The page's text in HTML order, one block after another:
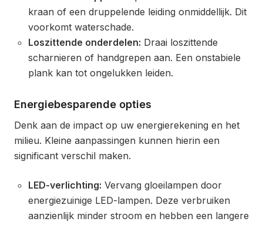
kraan of een druppelende leiding onmiddellijk. Dit
voorkomt waterschade.
Loszittende onderdelen: Draai loszittende
scharnieren of handgrepen aan. Een onstabiele
plank kan tot ongelukken leiden.
Energiebesparende opties
Denk aan de impact op uw energierekening en het
milieu. Kleine aanpassingen kunnen hierin een
significant verschil maken.
LED-verlichting: Vervang gloeilampen door
energiezuinige LED-lampen. Deze verbruiken
aanzienlijk minder stroom en hebben een langere